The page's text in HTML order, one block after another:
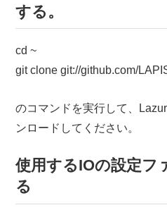
する。
cd ~
git clone git://github.com/
のコマンドを実行して、
ンロードしてください。
使用するIOの設定フ
る